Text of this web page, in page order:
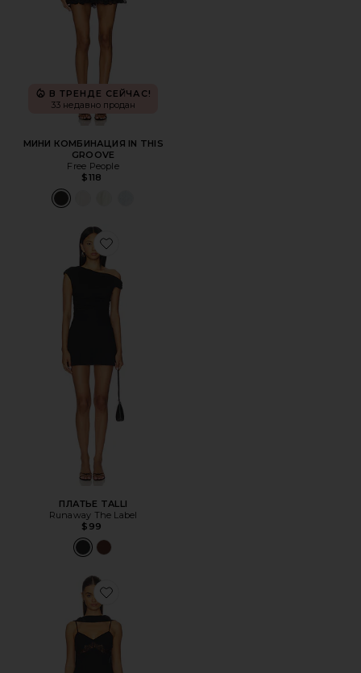
В ТРЕНДЕ СЕЙЧАС!
33 недавно продан
МИНИ КОМБИНАЦИЯ IN THIS
GROOVE
Free People
$118
Favorite ПЛАТЬЕ TALLI
ПЛАТЬЕ TALLI
Runaway The Label
$99
Favorite ПЛАТЬЕ ANNELI